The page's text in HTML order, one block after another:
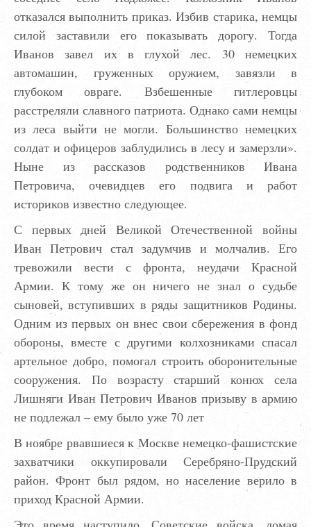
отказался выполнить приказ. Избив старика, немцы
силой заставили его показывать дорогу. Тогда
Иванов завел их в глухой лес. 30 немецких
автомашин, груженных оружием, завязли в
глубоком овраге. Взбешенные гитлеровцы
расстреляли славного патриота. Однако сами немцы
из леса выйти не могли. Большинство немецких
солдат и офицеров заблудились в лесу и замерзли».
Ныне из рассказов родственников Ивана
Петровича, очевидцев его подвига и работ
историков известно следующее.
С первых дней Великой Отечественной войны
Иван Петрович стал задумчив и молчалив. Его
тревожили вести с фронта, неудачи Красной
Армии. К тому же он ничего не знал о судьбе
сыновей, вступивших в ряды защитников Родины.
Одним из первых он внес свои сбережения в фонд
обороны, вместе с другими колхозниками спасал
артельное добро, помогал строить оборо­нительные
сооружения. По возрасту старший конюх села
Лишняги Иван Петрович Иванов призыву в армию
не подлежал – ему было уже 70 лет
В ноябре рвавшиеся к Москве немецко-фашистские
захватчики оккупировали Серебряно-Прудский
район. Фронт был рядом, но население верило в
приход Красной Армии.